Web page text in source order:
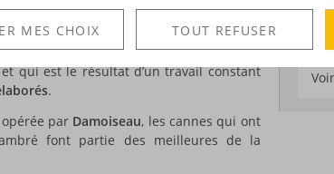
local exporte à présent aussi bien en
qui est le résultat d’un travail constant
.
par Damoiseau, les cannes qui ont
font partie des meilleures de la
MES CHOIX TOUT REFUSER